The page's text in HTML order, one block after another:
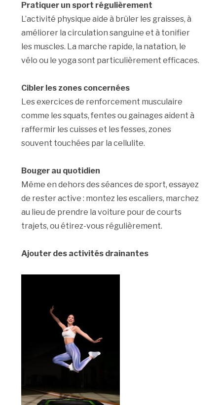
Pratiquer un sport régulièrement
L’activité physique aide à brûler les graisses, à
améliorer la circulation sanguine et à tonifier
les muscles. La marche rapide, la natation, le
vélo ou le yoga sont particulièrement efficaces.
Cibler les zones concernées
Les exercices de renforcement musculaire
comme les squats, fentes ou gainages aident à
raffermir les cuisses et les fesses, zones
souvent touchées par la cellulite.
Bouger au quotidien
Même en dehors des séances de sport, essayez
de rester active : montez les escaliers, marchez
au lieu de prendre la voiture pour de courts
trajets, ou étirez-vous régulièrement.
Ajouter des activités drainantes